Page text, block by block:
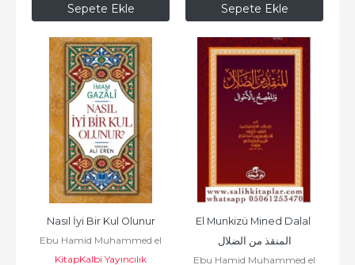
Sepete Ekle Sepete Ekle
Nasıl İyi Bir Kul Olunur
Ebu Hamid Muhammed el
Gazali أبو
KitapKalbi Yayıncılık
El Munkizü Mined Dalal
المنقذ من الضلال
Ebu Hamid Muhammed el